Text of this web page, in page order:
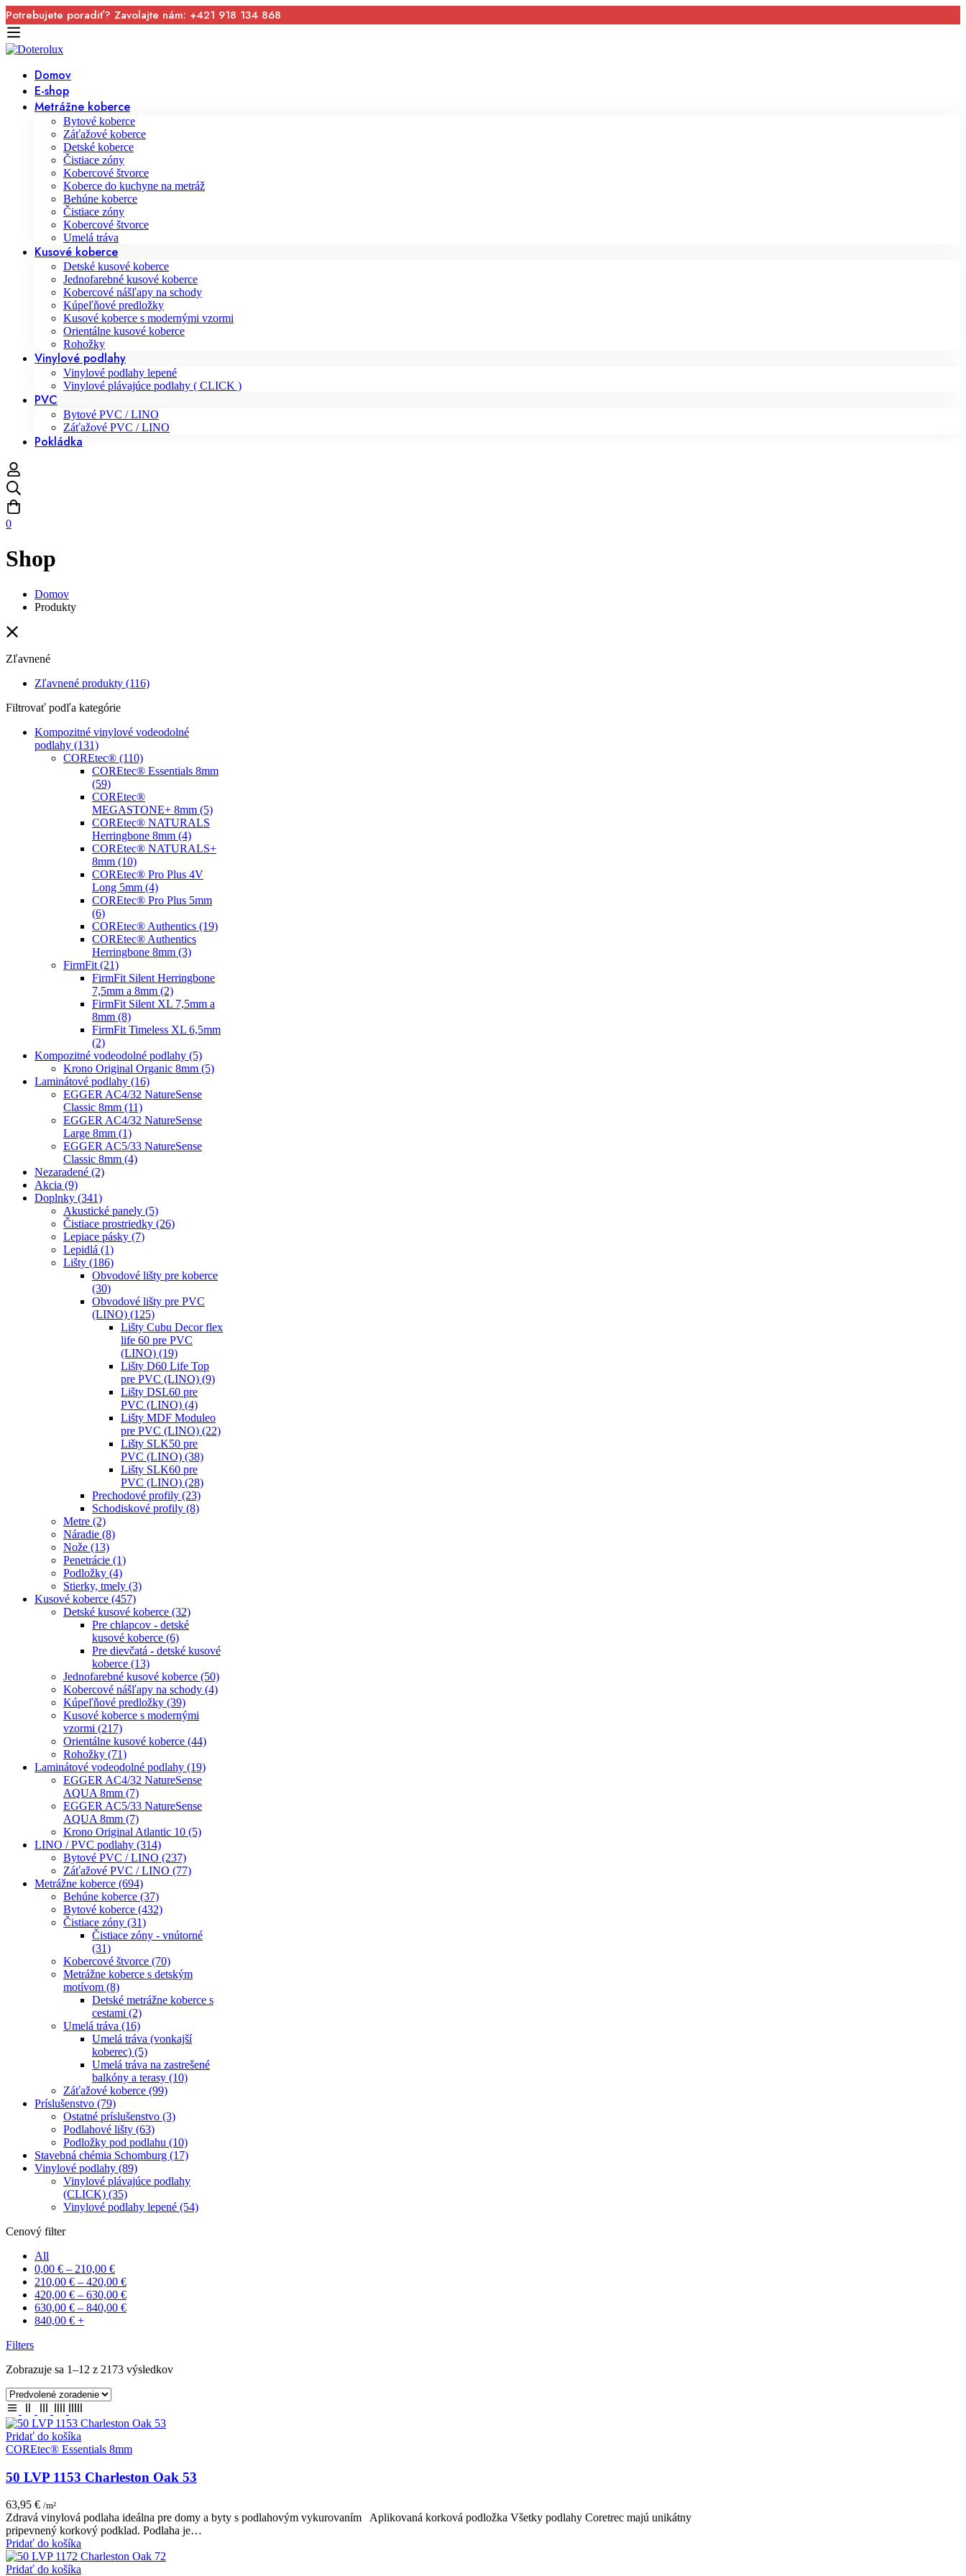
Potrebujete poradiť? Zavolajte nám: +421 918 134 868
Domov
E-shop
Metrážne koberce
Bytové koberce
Záťažové koberce
Detské koberce
Čistiace zóny
Kobercové štvorce
Koberce do kuchyne na metráž
Behúne koberce
Čistiace zóny
Kobercové štvorce
Umelá tráva
Kusové koberce
Detské kusové koberce
Jednofarebné kusové koberce
Kobercové nášľapy na schody
Kúpeľňové predložky
Kusové koberce s modernými vzormi
Orientálne kusové koberce
Rohožky
Vinylové podlahy
Vinylové podlahy lepené
Vinylové plávajúce podlahy ( CLICK )
PVC
Bytové PVC / LINO
Záťažové PVC / LINO
Pokládka
0
Shop
Domov
Produkty
Zľavnené
Zľavnené produkty (116)
Filtrovať podľa kategórie
Kompozitné vinylové vodeodolné
podlahy (131)
COREtec® (110)
COREtec® Essentials 8mm
(59)
COREtec®
MEGASTONE+ 8mm (5)
COREtec® NATURALS
Herringbone 8mm (4)
COREtec® NATURALS+
8mm (10)
COREtec® Pro Plus 4V
Long 5mm (4)
COREtec® Pro Plus 5mm
(6)
COREtec® Authentics (19)
COREtec® Authentics
Herringbone 8mm (3)
FirmFit (21)
FirmFit Silent Herringbone
7,5mm a 8mm (2)
FirmFit Silent XL 7,5mm a
8mm (8)
FirmFit Timeless XL 6,5mm
(2)
Kompozitné vodeodolné podlahy (5)
Krono Original Organic 8mm (5)
Laminátové podlahy (16)
EGGER AC4/32 NatureSense
Classic 8mm (11)
EGGER AC4/32 NatureSense
Large 8mm (1)
EGGER AC5/33 NatureSense
Classic 8mm (4)
Nezaradené (2)
Akcia (9)
Doplnky (341)
Akustické panely (5)
Čistiace prostriedky (26)
Lepiace pásky (7)
Lepidlá (1)
Lišty (186)
Obvodové lišty pre koberce
(30)
Obvodové lišty pre PVC
(LINO) (125)
Lišty Cubu Decor flex
life 60 pre PVC
(LINO) (19)
Lišty D60 Life Top
pre PVC (LINO) (9)
Lišty DSL60 pre
PVC (LINO) (4)
Lišty MDF Moduleo
pre PVC (LINO) (22)
Lišty SLK50 pre
PVC (LINO) (38)
Lišty SLK60 pre
PVC (LINO) (28)
Prechodové profily (23)
Schodiskové profily (8)
Metre (2)
Náradie (8)
Nože (13)
Penetrácie (1)
Podložky (4)
Stierky, tmely (3)
Kusové koberce (457)
Detské kusové koberce (32)
Pre chlapcov - detské
kusové koberce (6)
Pre dievčatá - detské kusové
koberce (13)
Jednofarebné kusové koberce (50)
Kobercové nášľapy na schody (4)
Kúpeľňové predložky (39)
Kusové koberce s modernými
vzormi (217)
Orientálne kusové koberce (44)
Rohožky (71)
Laminátové vodeodolné podlahy (19)
EGGER AC4/32 NatureSense
AQUA 8mm (7)
EGGER AC5/33 NatureSense
AQUA 8mm (7)
Krono Original Atlantic 10 (5)
LINO / PVC podlahy (314)
Bytové PVC / LINO (237)
Záťažové PVC / LINO (77)
Metrážne koberce (694)
Behúne koberce (37)
Bytové koberce (432)
Čistiace zóny (31)
Čistiace zóny - vnútorné
(31)
Kobercové štvorce (70)
Metrážne koberce s detským
motívom (8)
Detské metrážne koberce s
cestami (2)
Umelá tráva (16)
Umelá tráva (vonkajší
koberec) (5)
Umelá tráva na zastrešené
balkóny a terasy (10)
Záťažové koberce (99)
Príslušenstvo (79)
Ostatné príslušenstvo (3)
Podlahové lišty (63)
Podložky pod podlahu (10)
Stavebná chémia Schomburg (17)
Vinylové podlahy (89)
Vinylové plávajúce podlahy
(CLICK) (35)
Vinylové podlahy lepené (54)
Cenový filter
All
0,00 € – 210,00 €
210,00 € – 420,00 €
420,00 € – 630,00 €
630,00 € – 840,00 €
840,00 € +
Filters
Zobrazuje sa 1–12 z 2173 výsledkov
Pridať do košíka
COREtec® Essentials 8mm
50 LVP 1153 Charleston Oak 53
63,95 € /m²
Zdravá vinylová podlaha ideálna pre domy a byty s podlahovým vykurovaním Aplikovaná korková podložka Všetky podlahy Coretrec majú unikátny
pripevnený korkový podklad. Podlaha je…
Pridať do košíka
Pridať do košíka